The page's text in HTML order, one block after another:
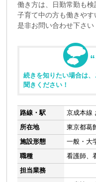
働き方は、日勤常勤も検
子育て中の方も働きやす
是非お問い合わせ下さい
続きを知りたい場合は
聞きください！
路線・駅
京成本線
所在地
東京都葛
施設形態
一般・大
職種
看護師、
担当業務